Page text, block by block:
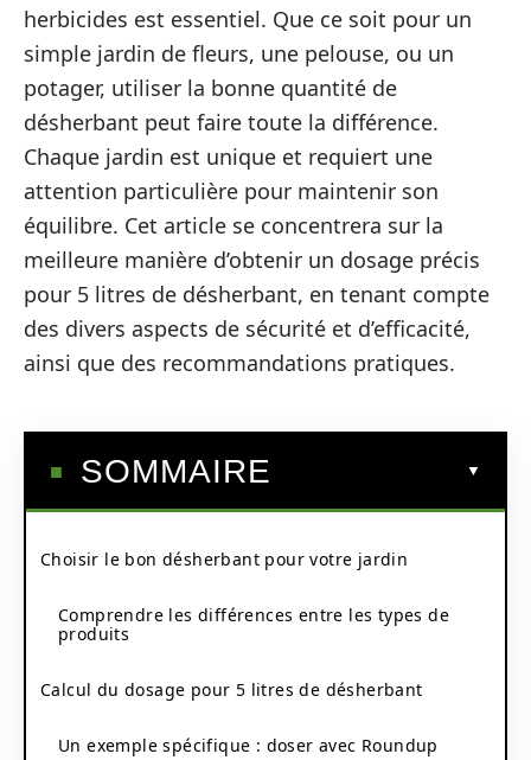
herbicides est essentiel. Que ce soit pour un
simple jardin de fleurs, une pelouse, ou un
potager, utiliser la bonne quantité de
désherbant peut faire toute la différence.
Chaque jardin est unique et requiert une
attention particulière pour maintenir son
équilibre. Cet article se concentrera sur la
meilleure manière d’obtenir un dosage précis
pour 5 litres de désherbant, en tenant compte
des divers aspects de sécurité et d’efficacité,
ainsi que des recommandations pratiques.
SOMMAIRE
Choisir le bon désherbant pour votre jardin
Comprendre les différences entre les types de
produits
Calcul du dosage pour 5 litres de désherbant
Un exemple spécifique : doser avec Roundup